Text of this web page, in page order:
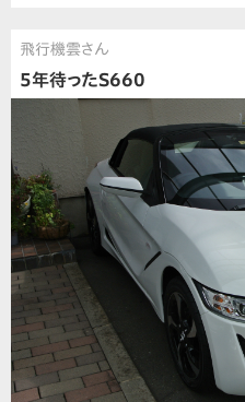
飛行機雲さん
5年待ったS660